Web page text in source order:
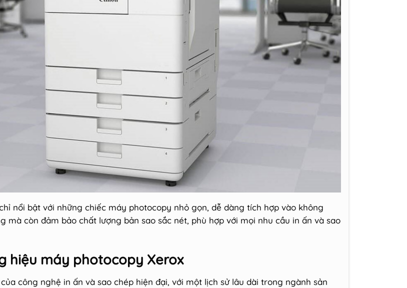
nổi bật với những chiếc máy photocopy nhỏ gọn, dễ dàng tích hợp vào không
mà còn đảm bảo chất lượng bản sao sắc nét, phù hợp với mọi nhu cầu in ấn và sao
hiệu máy photocopy Xerox
công nghệ in ấn và sao chép hiện đại, với một lịch sử lâu dài trong ngành sản